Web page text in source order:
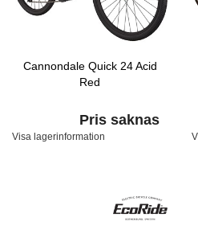
Cannondale Quick 24 Acid
Red
Pris saknas
Visa lagerinformation